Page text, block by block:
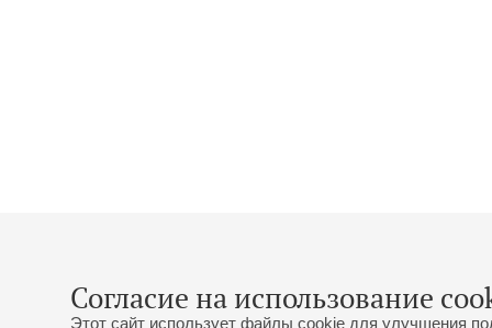
Согласие на использование
Этот сайт использует файлы cookie для улучшения